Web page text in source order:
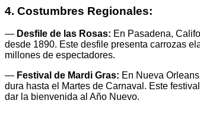
4. Costumbres Regionales:
— Desfile de las Rosas: En Pasadena,
desde 1890. Este desfile presenta carrozas
millones de espectadores.
— Festival de Mardi Gras: En Nueva
dura hasta el Martes de Carnaval. Este
dar la bienvenida al Año Nuevo.